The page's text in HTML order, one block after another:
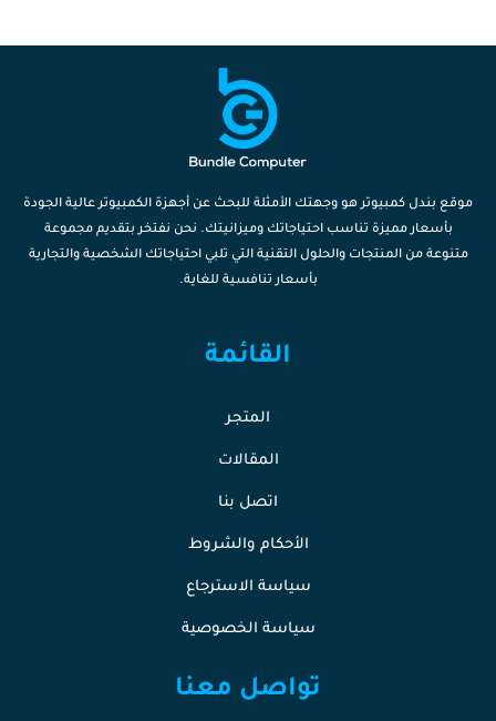
موقع بندل كمبيوتر هو وجهتك الأمثلة للبحث عن أجهزة الكمبيوتر عالية الجودة
بأسعار مميزة تناسب احتياجاتك وميزانيتك. نحن نفتخر بتقديم مجموعة
متنوعة من المنتجات والحلول التقنية التي تلبي احتياجاتك الشخصية والتجارية
بأسعار تنافسية للغاية.
القائمة
المتجر
المقالات
اتصل بنا
الأحكام والشروط
سياسة الاسترجاع
سياسة الخصوصية
تواصل معنا